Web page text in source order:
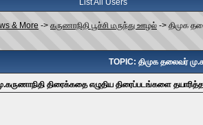
List All Users
& More -> கருணாநிதி பூச்சி மருந்து ஊழல் -> திமுக
TOPIC: திமுக தலைவர்
திரைக்கதை எழுதிய திரைப்படங்களை